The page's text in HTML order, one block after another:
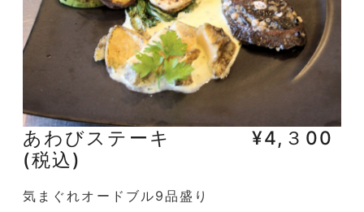
あわびステーキ ¥4,３00
(税込)
気まぐれオードブル9品盛り